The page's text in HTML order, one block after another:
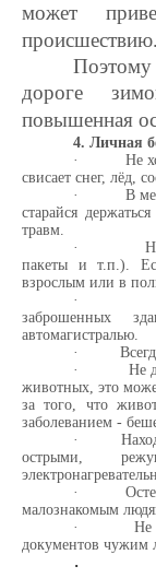
может
происшествию.
дороге
повышенная
4. Личная
·
Не
свисает снег, лёд,
·
В
старайся
травм.
·
пакеты и т.п.).
взрослым или в
·
заброшенных
автомагистралью.
·
·
Не
животных, это
за того, что
заболеванием -
·
острыми,
·
малознакомым
·
Не
документов чужим
·